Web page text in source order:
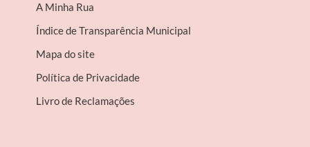
A Minha Rua
Índice de Transparência Municipal
Mapa do site
Política de Privacidade
Livro de Reclamações